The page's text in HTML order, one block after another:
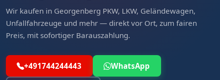
Wir kaufen in Georgenberg PKW, LKW, Geländewagen,
Unfallfahrzeuge und mehr — direkt vor Ort, zum fairen
Preis, mit sofortiger Barauszahlung.
+491744244443 WhatsApp